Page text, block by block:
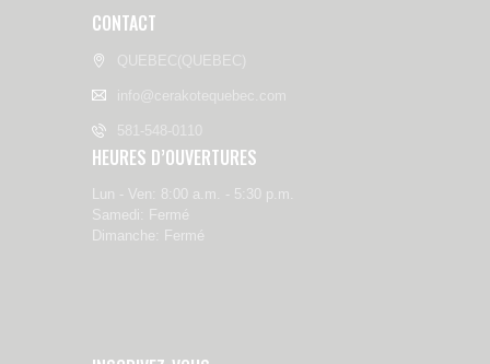
CONTACT
QUEBEC(QUEBEC)
info@cerakotequebec.com
581-548-0110
HEURES D’OUVERTURES
Lun - Ven: 8:00 a.m. - 5:30 p.m.
Samedi: Fermé
Dimanche: Fermé